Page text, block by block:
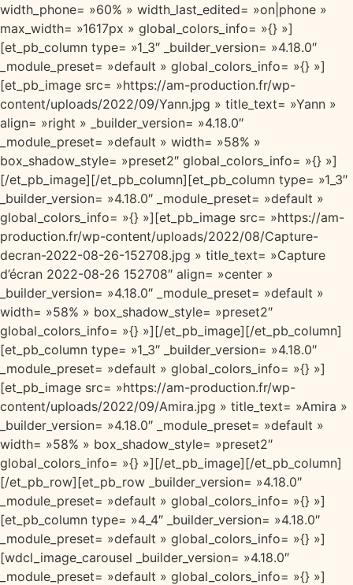
width_phone= »60% » width_last_edited= »on|phone »
max_width= »1617px » global_colors_info= »{} »]
[et_pb_column type= »1_3″ _builder_version= »4.18.0″
_module_preset= »default » global_colors_info= »{} »]
[et_pb_image src= »https://am-production.fr/wp-
content/uploads/2022/09/Yann.jpg » title_text= »Yann »
align= »right » _builder_version= »4.18.0″
_module_preset= »default » width= »58% »
box_shadow_style= »preset2″ global_colors_info= »{} »]
[/et_pb_image][/et_pb_column][et_pb_column type= »1_3″
_builder_version= »4.18.0″ _module_preset= »default »
global_colors_info= »{} »][et_pb_image src= »https://am-
production.fr/wp-content/uploads/2022/08/Capture-
decran-2022-08-26-152708.jpg » title_text= »Capture
d’écran 2022-08-26 152708″ align= »center »
_builder_version= »4.18.0″ _module_preset= »default »
width= »58% » box_shadow_style= »preset2″
global_colors_info= »{} »][/et_pb_image][/et_pb_column]
[et_pb_column type= »1_3″ _builder_version= »4.18.0″
_module_preset= »default » global_colors_info= »{} »]
[et_pb_image src= »https://am-production.fr/wp-
content/uploads/2022/09/Amira.jpg » title_text= »Amira »
_builder_version= »4.18.0″ _module_preset= »default »
width= »58% » box_shadow_style= »preset2″
global_colors_info= »{} »][/et_pb_image][/et_pb_column]
[/et_pb_row][et_pb_row _builder_version= »4.18.0″
_module_preset= »default » global_colors_info= »{} »]
[et_pb_column type= »4_4″ _builder_version= »4.18.0″
_module_preset= »default » global_colors_info= »{} »]
[wdcl_image_carousel _builder_version= »4.18.0″
_module_preset= »default » global_colors_info= »{} »]